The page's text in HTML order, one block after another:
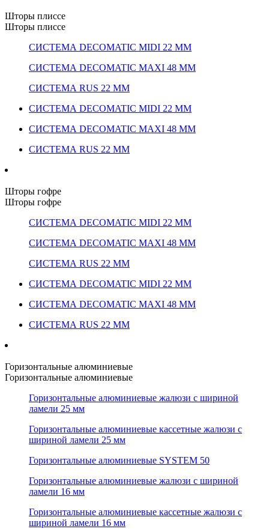
Шторы плиссе
Шторы плиссе
СИСТЕМА DECOMATIC MIDI 22 ММ
СИСТЕМА DECOMATIC MAXI 48 ММ
СИСТЕМА RUS 22 ММ
СИСТЕМА DECOMATIC MIDI 22 ММ
СИСТЕМА DECOMATIC MAXI 48 ММ
СИСТЕМА RUS 22 ММ
Шторы гофре
Шторы гофре
СИСТЕМА DECOMATIC MIDI 22 ММ
СИСТЕМА DECOMATIC MAXI 48 ММ
СИСТЕМА RUS 22 ММ
СИСТЕМА DECOMATIC MIDI 22 ММ
СИСТЕМА DECOMATIC MAXI 48 ММ
СИСТЕМА RUS 22 ММ
Горизонтальные алюминиевые
Горизонтальные алюминиевые
Горизонтальные алюминиевые жалюзи с шириной
ламели 25 мм
Горизонтальные алюминиевые кассетные жалюзи с
шириной ламели 25 мм
Горизонтальные алюминиевые SYSTEM 50
Горизонтальные алюминиевые жалюзи с шириной
ламели 16 мм
Горизонтальные алюминиевые кассетные жалюзи с
шириной ламели 16 мм